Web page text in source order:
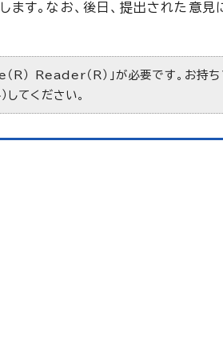
す。なお、後日、提出された意見
R） Reader（R）」が必要です。お持
してください。